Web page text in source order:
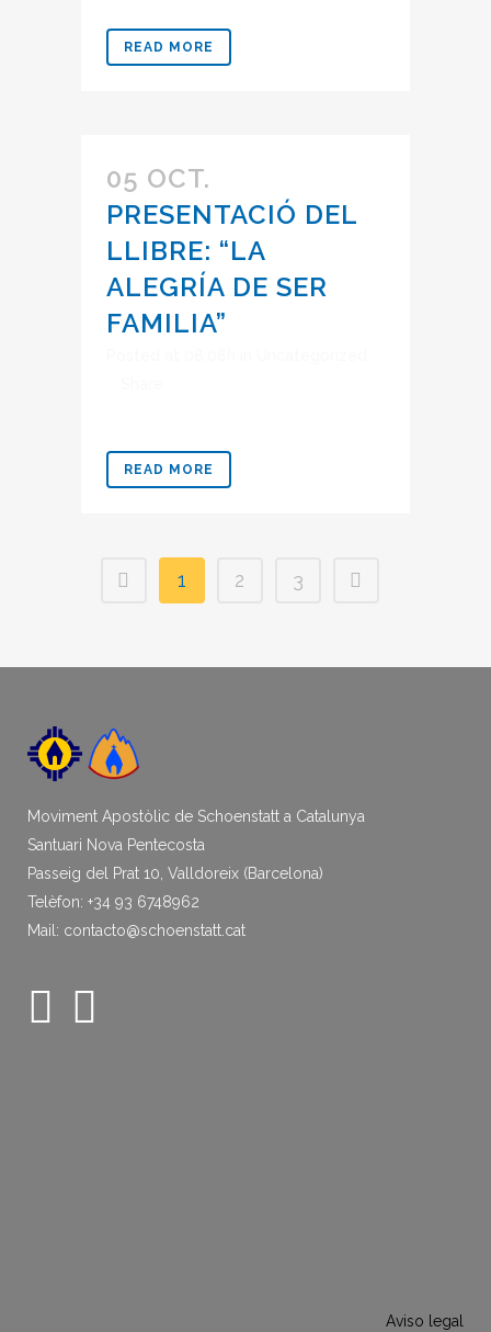
READ MORE
05 OCT.
PRESENTACIÓ DEL
LLIBRE: “LA
ALEGRÍA DE SER
FAMILIA”
READ MORE
1 2 3
Moviment Apostòlic de Schoenstatt a Catalunya
Santuari Nova Pentecosta
Passeig del Prat 10, Valldoreix (Barcelona)
Telèfon: +34 93 6748962
Mail: contacto@schoenstatt.cat
Aviso legal